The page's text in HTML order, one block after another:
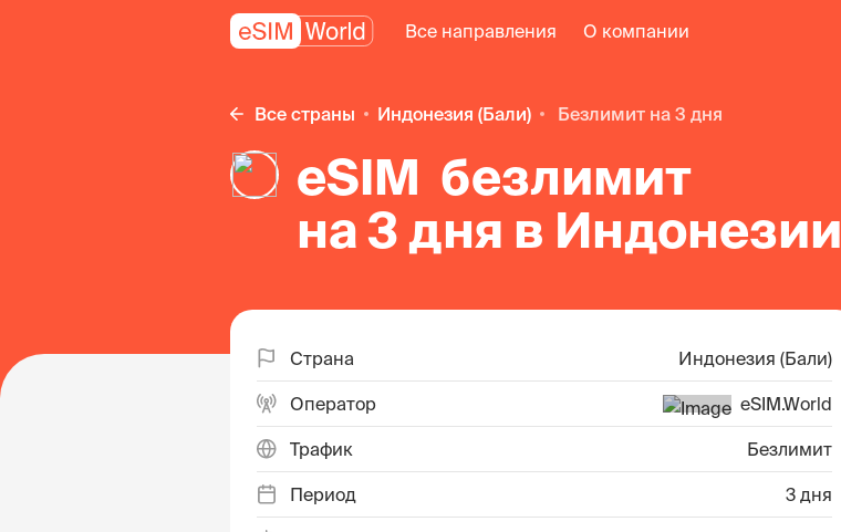
Все направления О компании
Все страны Индонезия (Бали) безлимит на 3 дня
eSIM безлимит
на 3 дня в Индонезии
Страна Индонезия (Бали)
Оператор eSIM.World
Трафик Безлимит
Период 3 дня